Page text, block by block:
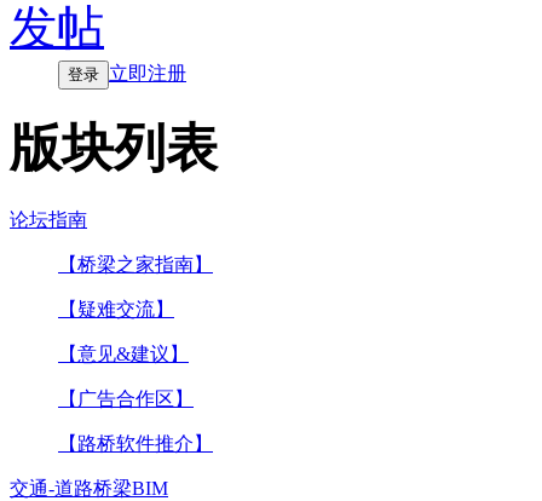
发帖
登录 立即注册
版块列表
论坛指南
【桥梁之家指南】
【疑难交流】
【意见&建议】
【广告合作区】
【路桥软件推介】
交通-道路桥梁BIM